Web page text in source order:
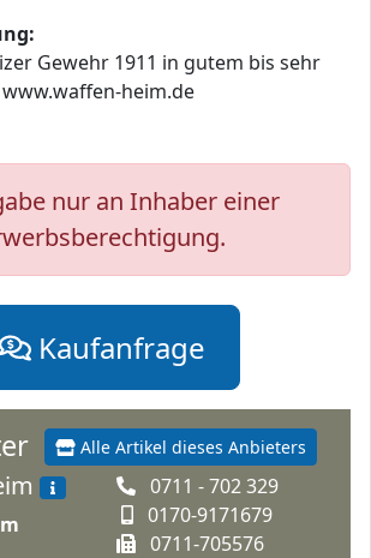
Gewehr 1911 in gutem bis sehr
www.waffen-heim.de
nur an Inhaber einer
Kaufanfrage
Alle Artikel dieses Anbieters
0711 - 702 329
0170-9171679
0711-705576